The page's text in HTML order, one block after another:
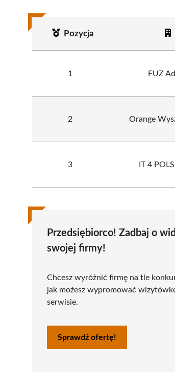
Pozycja
1 FUZ
2 Orange
3 IT 4
Przedsiębiorco! Zadbaj o
swojej firmy!
Chcesz wyróżnić firmę na tle
jak możesz wypromować
serwisie.
Sprawdź ofertę!